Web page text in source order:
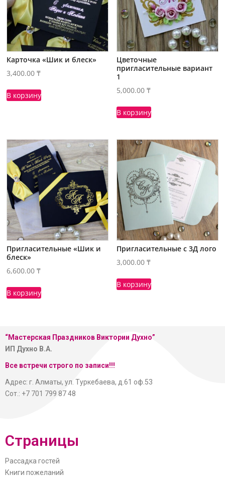
Карточка «Шик и блеск»
3,400.00₸
В корзину
Цветочные
пригласительные вариант
1
5,000.00₸
В корзину
Пригласительные «Шик и
блеск»
6,600.00₸
В корзину
Пригласительные с 3Д лого
3,000.00₸
В корзину
“Мастерская Праздников Виктории Духно”
ИП Духно В.А.
Все встречи строго по записи!!!
Адрес: г. Алматы, ул. Туркебаева, д.61 оф.53
Сот.: +7 701 799 87 48
Страницы
Рассадка гостей
Книги пожеланий